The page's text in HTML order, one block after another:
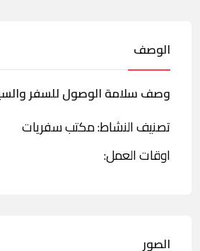
الوصف
وصف سلامة الوصول للسفر
تصنيف النشاط: مكتب سفريات
اوقات العمل:
الصور